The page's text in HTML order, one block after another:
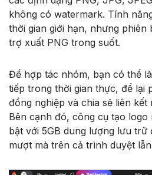
không có watermark. Tính
thời gian giới hạn, nhưng phiên
trợ xuất PNG trong suốt.
Để hợp tác nhóm, bạn có thể
tiếp trong thời gian thực, để lại
đồng nghiệp và chia sẻ liên kết
Bên cạnh đó, công cụ tạo
bật với 5GB dung lượng lưu trữ
mượt mà trên cả trình duyệt